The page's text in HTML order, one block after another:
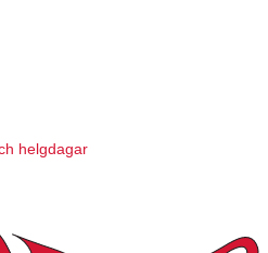
helgdagar